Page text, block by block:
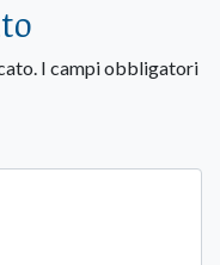
I campi obbligatori